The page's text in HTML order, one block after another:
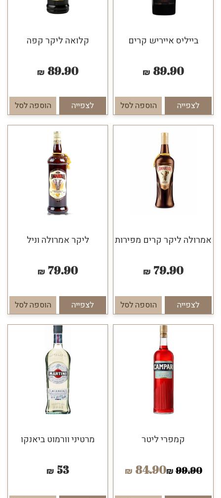
בייליס אייריש קרים
89.90
₪
לצפייה הוספה לסל
קלואה ליקר קפה
89.90
₪
לצפייה הוספה לסל
אמרולה ליקר קרים מפירות
79.90
₪
לצפייה הוספה לסל
ליקר אמרולה וניל
79.90
₪
לצפייה הוספה לסל
קמפרי ליטר
99.90
₪
84.90
₪
מרטיני וורמוט ביאנקו
53
₪